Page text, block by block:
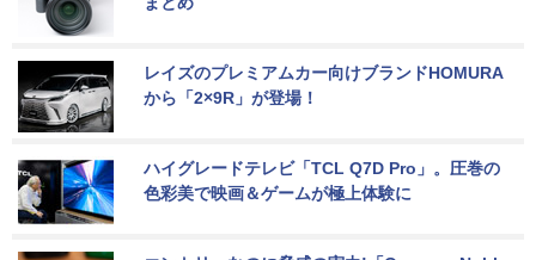
レイズのプレミアムカー向けブランドHOMURA
から「2×9R」が登場！
ハイグレードテレビ「TCL Q7D Pro」。圧巻の
色彩美で映画＆ゲームが極上体験に